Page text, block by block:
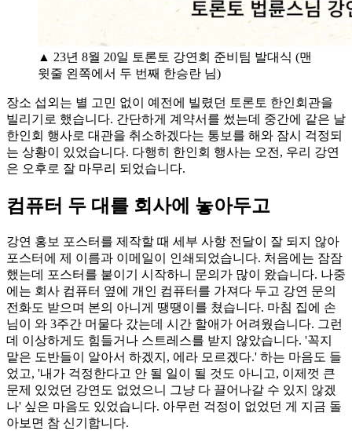
▲ 23년 8월 20일 토론토 강연회 준비팀 발대식 (맨
윗줄 왼쪽에서 두 번째 한승란 님)
장소 섭외는 별 고민 없이 예전에 빌렸던 토론토 한인회관을
빌리기로 했습니다. 간단하게 계약서를 썼는데 중간에 같은 날
한인회 행사로 대관을 취소하겠다는 통보를 해와 잠시 걱정되
는 상황이 있었습니다. 다행히 한인회 행사는 오전, 우리 강연
은 오후로 잘 마무리 되었습니다.
컴퓨터 두 대를 회사에 놓아두고
강연 홍보 포스터를 제작할 때 세부 사항 전달이 잘 되지 않아
포스터에 제 이름과 이메일이 인쇄되었습니다. 처음에는 잠잠
했는데 포스터를 붙이기 시작하니 문의가 많이 왔습니다. 나중
에는 회사 컴퓨터 옆에 개인 컴퓨터를 가져다 두고 강연 문의
전화도 받으며 본의 아니게 땡땡이를 쳤습니다. 마침 집에 손
님이 와 3주간 머물다 갔는데 시간 할애가 어려웠습니다. 그런
데 이상하게도 힘들거나 스트레스를 받지 않았습니다. '꼭지
맡은 도반들이 알아서 하겠지, 에라 모르겠다.' 하는 마음도 들
었고, '내가 걱정한다고 안 될 일이 될 것도 아니고, 이제껏 큰
문제 있었던 강연도 없었으니 그냥 다 끌어나갈 수 있지 않겠
나' 싶은 마음도 있었습니다. 아무런 걱정이 없었던 게 지금 돌
아보면 참 신기합니다.